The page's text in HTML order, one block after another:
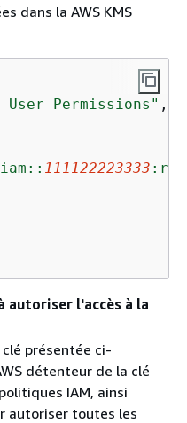
dans la AWS KMS
User Permissions" ,
111122223333
autoriser l'accès à la
présentée ci-
détenteur de la clé
IAM, ainsi
autoriser toutes les